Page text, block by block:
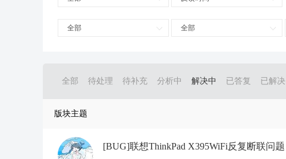
全部 全部
全部 待处理 待补充 分析中 解决中 已答复 已解决
版块主题
[BUG]联想ThinkPad X395WiFi反复断联问题